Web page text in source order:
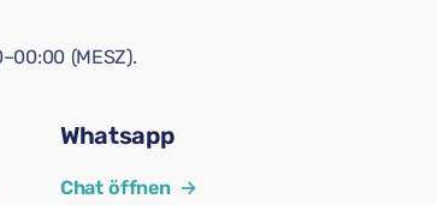
(MESZ).
Whatsapp
Chat öffnen →